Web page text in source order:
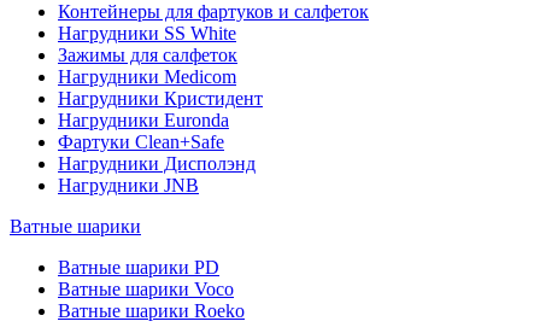
Контейнеры для фартуков и салфеток
Нагрудники SS White
Зажимы для салфеток
Нагрудники Medicom
Нагрудники Кристидент
Нагрудники Euronda
Фартуки Clean+Safe
Нагрудники Дисполэнд
Нагрудники JNB
Ватные шарики
Ватные шарики PD
Ватные шарики Voco
Ватные шарики Roeko